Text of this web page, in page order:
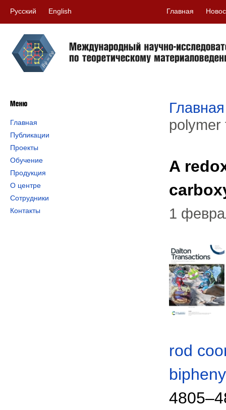
Русский English Главная
Главная
Публикации
Проекты
Обучение
Продукция
О центре
Сотрудники
Контакты
Главная
polymer
A
1
rod